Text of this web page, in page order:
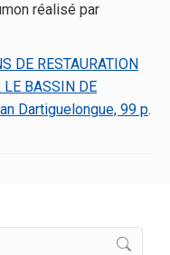
réalisé par
DE RESTAURATION
LE BASSIN DE
Dartiguelongue, 99 p.